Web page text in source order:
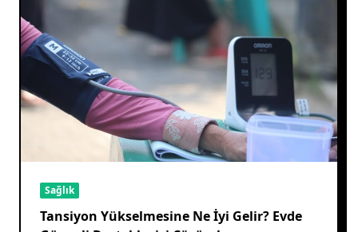
Sağlık
Tansiyon Yükselmesine Ne İyi Gelir? Evde